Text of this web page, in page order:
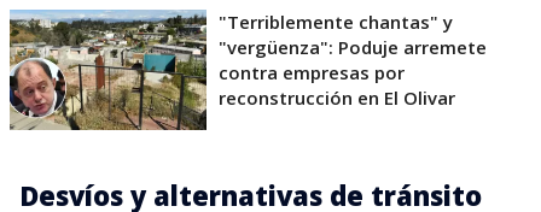
"Terriblemente chantas" y
"vergüenza": Poduje arremete
contra empresas por
reconstrucción en El Olivar
Desvíos y alternativas de tránsito